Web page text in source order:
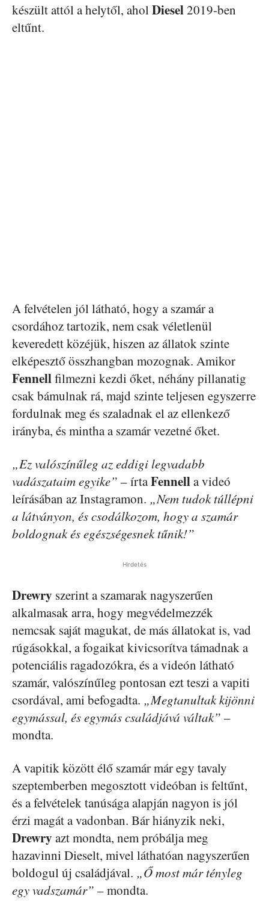
készült attól a helytől, ahol Diesel2019-ben
eltűnt.
A felvételen jól látható, hogy a szamár a
csordához tartozik, nem csak véletlenül
keveredett közéjük, hiszen az állatok szinte
elképesztő összhangban mozognak. Amikor
Fennellfilmezni kezdi őket, néhány pillanatig
csak bámulnak rá, majd szinte teljesen egyszerre
fordulnak meg és szaladnak el az ellenkező
irányba, és mintha a szamár vezetné őket.
„Ez valószínűleg az eddigi legvadabb
vadászataim egyike” – írtaFennella videó
leírásában az Instagramon. „Nem tudok túllépni
a látványon, és csodálkozom, hogy a szamár
boldognak és egészségesnek tűnik!”
Hirdetés
Drewry szerint a szamarak nagyszerűen
alkalmasak arra, hogy megvédelmezzék
nemcsak saját magukat, de más állatokat is, vad
rúgásokkal, a fogaikat kivicsorítva támadnak a
potenciális ragadozókra, és a videón látható
szamár, valószínűleg pontosan ezt teszi a vapiti
csordával, ami befogadta. „Megtanultak kijönni
egymással, és egymás családjává váltak” –
mondta.
A vapitik között élő szamár már egy tavaly
szeptemberben megosztott videóban is feltűnt,
és a felvételek tanúsága alapján nagyon is jól
érzi magát a vadonban. Bár hiányzik neki,
Drewry azt mondta, nem próbálja meg
hazavinni Dieselt, mivel láthatóan nagyszerűen
boldogul új családjával. „Ő most már tényleg
egy vadszamár” – mondta.